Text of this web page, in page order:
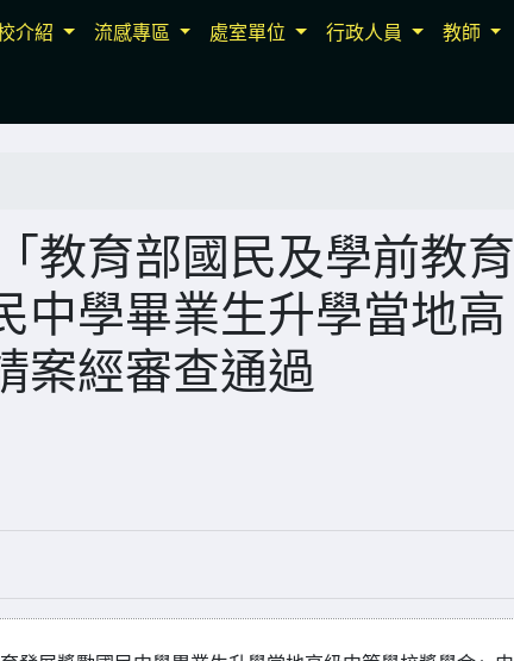
介紹 流感專區 處室單位 行政人員 教師
教育部國民及學前教育
中學畢業生升學當地高
案經審查通過